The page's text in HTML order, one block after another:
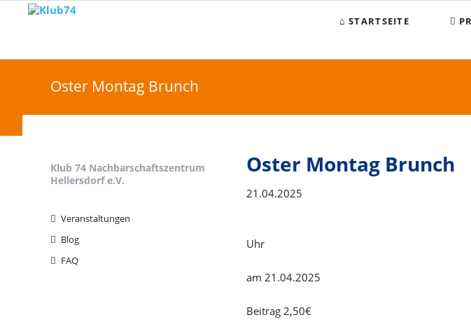
STARTSEITE
Oster Montag Brunch
Oster Montag Brunch
21.04.2025
Uhr
am 21.04.2025
Beitrag 2,50€
Klub 74 Nachbarschaftszentrum
Hellersdorf e.V.
überspringen
Veranstaltungen
Blog
FAQ